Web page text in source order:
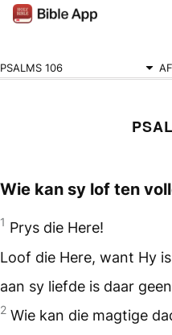
PSALMS 106
Wie kan sy lof ten
1 Prys die Here!
Loof die Here, want Hy
aan sy liefde is daar
2 Wie kan die magtige